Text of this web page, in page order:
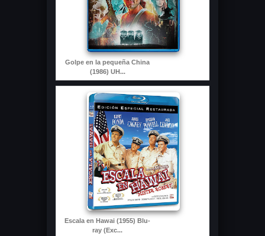
Golpe en la pequeña China
(1986) UH...
Escala en Hawai (1955) Blu-
ray (Exc...